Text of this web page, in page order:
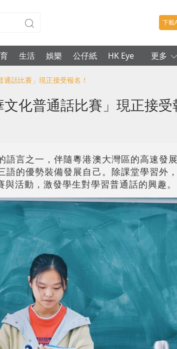
下載
生活 娛樂 公仔紙 HK Eye 更多
話比賽」現正接受報名！
化普通話比賽」現正接受
語言之一，伴隨粵港澳大灣區的高速發
語的優勢裝備發展自己。除課堂學習外
活動，激發學生對學習普通話的興趣。